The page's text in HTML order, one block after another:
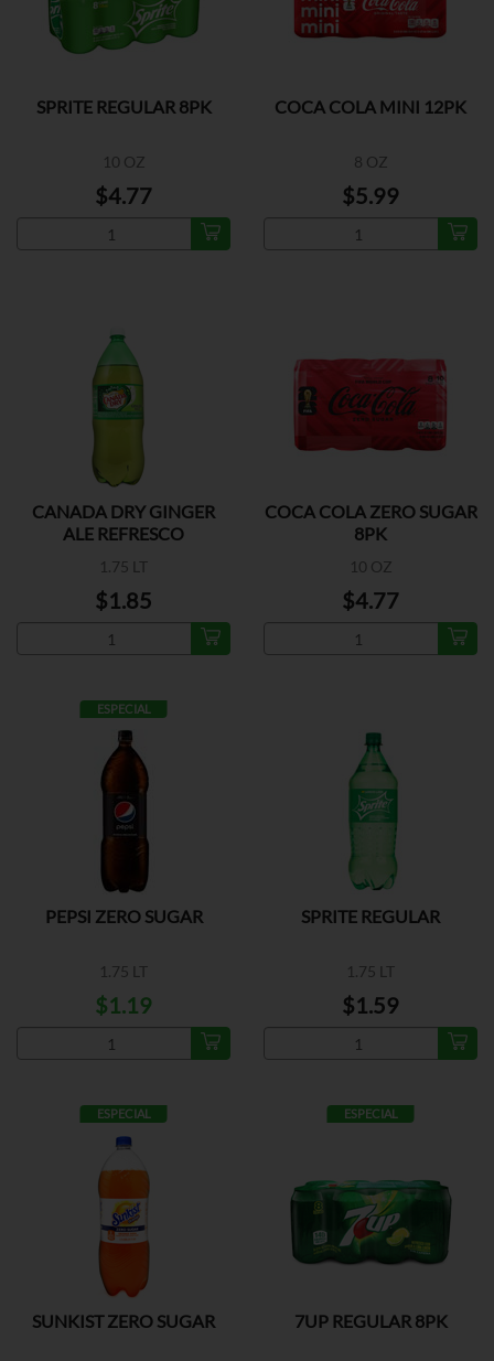
SPRITE REGULAR 8PK
10 OZ
$4.77
COCA COLA MINI 12PK
8 OZ
$5.99
CANADA DRY GINGER
ALE REFRESCO
1.75 LT
$1.85
COCA COLA ZERO SUGAR
8PK
10 OZ
$4.77
ESPECIAL
PEPSI ZERO SUGAR
1.75 LT
$1.19
SPRITE REGULAR
1.75 LT
$1.59
ESPECIAL
SUNKIST ZERO SUGAR
ESPECIAL
7UP REGULAR 8PK